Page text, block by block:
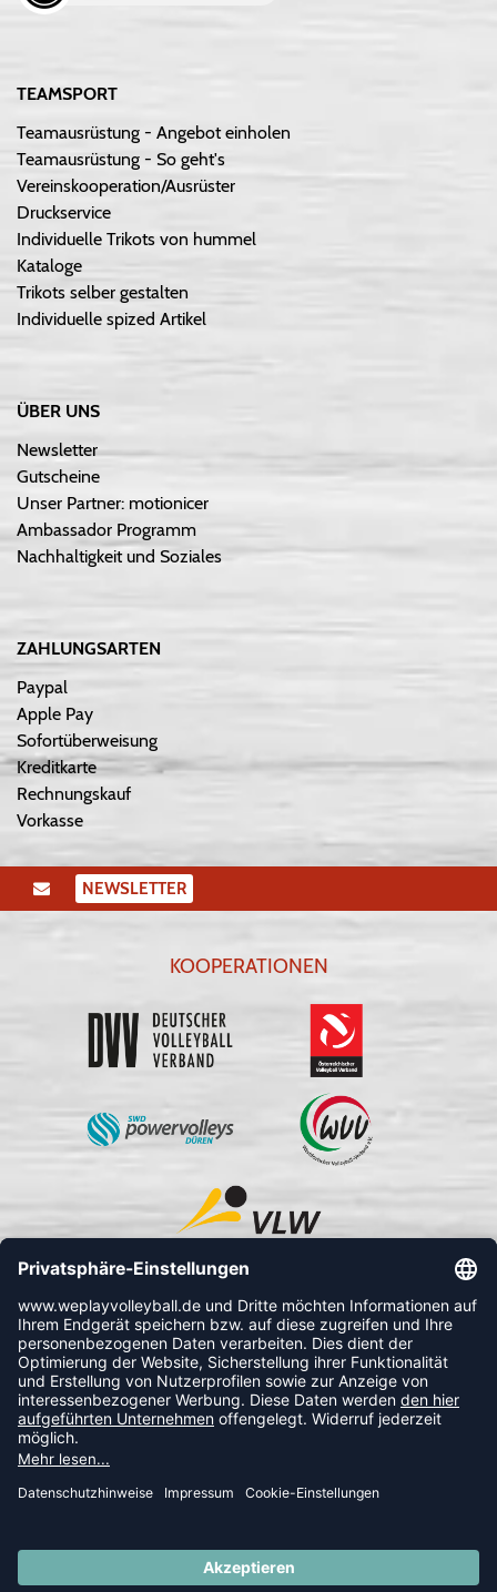
TEAMSPORT
Teamausrüstung - Angebot einholen
Teamausrüstung - So geht's
Vereinskooperation/Ausrüster
Druckservice
Individuelle Trikots von hummel
Kataloge
Trikots selber gestalten
Individuelle spized Artikel
ÜBER UNS
Newsletter
Gutscheine
Unser Partner: motionicer
Ambassador Programm
Nachhaltigkeit und Soziales
ZAHLUNGSARTEN
Paypal
Apple Pay
Sofortüberweisung
Kreditkarte
Rechnungskauf
Vorkasse
NEWSLETTER
KOOPERATIONEN
FOLLOW US